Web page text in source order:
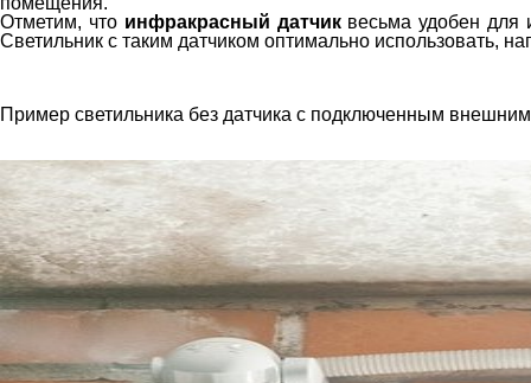
Отметим, что инфракрасный датчиквесьма удобен для
Светильник с таким датчиком оптимально использовать,
Пример светильника без датчика с подключенным